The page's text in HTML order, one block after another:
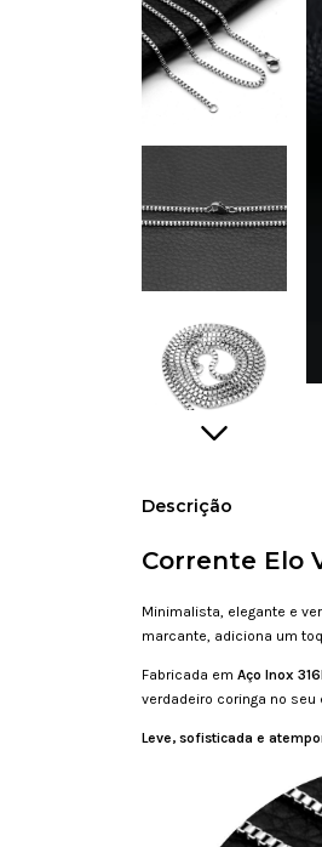
Descrição
Corrente Elo
Minimalista, elegante e
marcante, adiciona um
Fabricada em Aço Inox
verdadeiro coringa no seu
Leve, sofisticada e